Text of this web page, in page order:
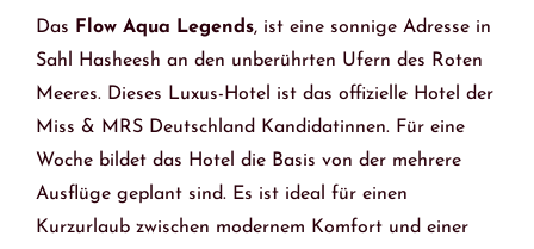
Das Flow Aqua Legends, ist eine sonnige Adresse in
Sahl Hasheesh an den unberührten Ufern des Roten
Meeres. Dieses Luxus-Hotel ist das offizielle Hotel der
Miss & MRS Deutschland Kandidatinnen. Für eine
Woche bildet das Hotel die Basis von der mehrere
Ausflüge geplant sind. Es ist ideal für einen
Kurzurlaub zwischen modernem Komfort und einer